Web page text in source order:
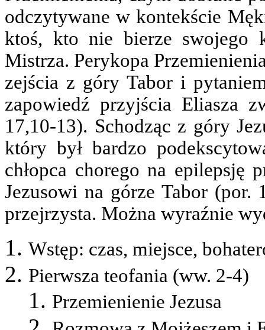
odczytywane w kontekście
ktoś, kto nie bierze swojego
Mistrza. Perykopa
zejścia z góry Tabor i
zapowiedź przyjścia Eliasza
17,10-13). Schodząc z góry
który był bardzo
chłopca chorego na epilepsję
Jezusowi na górze Tabor (por.
przejrzysta. Można wyraźnie
Wstęp: czas, miejsce,
Pierwsza teofania (ww. 2-4)
Przemienienie Jezusa